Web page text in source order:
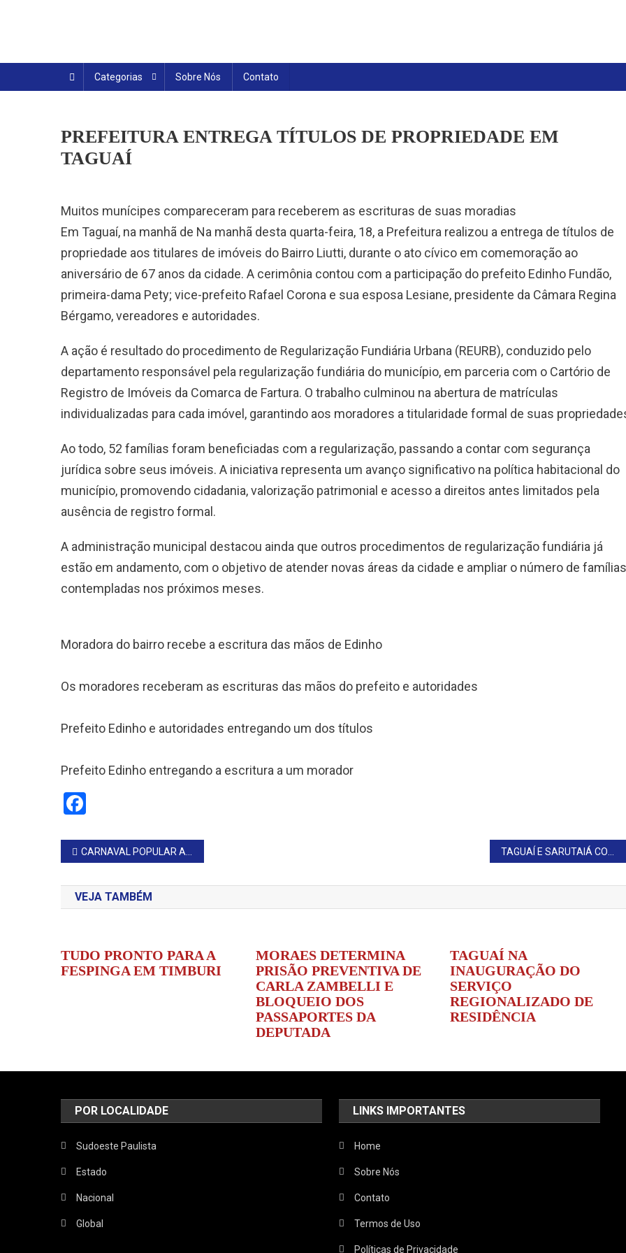
Categorias Sobre Nós Contato
PREFEITURA ENTREGA TÍTULOS DE PROPRIEDADE EM
TAGUAÍ
Muitos munícipes compareceram para receberem as escrituras de suas moradias
Em Taguaí, na manhã de Na manhã desta quarta-feira, 18, a Prefeitura realizou a entrega de títulos de
propriedade aos titulares de imóveis do Bairro Liutti, durante o ato cívico em comemoração ao
aniversário de 67 anos da cidade. A cerimônia contou com a participação do prefeito Edinho Fundão,
primeira-dama Pety; vice-prefeito Rafael Corona e sua esposa Lesiane, presidente da Câmara Regina
Bérgamo, vereadores e autoridades.
A ação é resultado do procedimento de Regularização Fundiária Urbana (REURB), conduzido pelo
departamento responsável pela regularização fundiária do município, em parceria com o Cartório de
Registro de Imóveis da Comarca de Fartura. O trabalho culminou na abertura de matrículas
individualizadas para cada imóvel, garantindo aos moradores a titularidade formal de suas
Ao todo, 52 famílias foram beneficiadas com a regularização, passando a contar com segurança
jurídica sobre seus imóveis. A iniciativa representa um avanço significativo na política habitacional do
município, promovendo cidadania, valorização patrimonial e acesso a direitos antes limitados pela
ausência de registro formal.
A administração municipal destacou ainda que outros procedimentos de regularização fundiária já
estão em andamento, com o objetivo de atender novas áreas da cidade e ampliar o número de famílias
contempladas nos próximos meses.
Moradora do bairro recebe a escritura das mãos de Edinho
Os moradores receberam as escrituras das mãos do prefeito e autoridades
Prefeito Edinho e autoridades entregando um dos títulos
Prefeito Edinho entregando a escritura a um morador
Navegação
de
Post
CARNAVAL POPULAR ALEGRÔ AGITOU AS NOITES EM TIMBURI
VEJA TAMBÉM
TUDO PRONTO PARA A
FESPINGA EM TIMBURI
MORAES DETERMINA
PRISÃO PREVENTIVA DE
CARLA ZAMBELLI E
BLOQUEIO DOS
PASSAPORTES DA
DEPUTADA
TAGUAÍ NA
INAUGURAÇÃO DO
SERVIÇO
REGIONALIZADO DE
RESIDÊNCIA
POR LOCALIDADE
Sudoeste Paulista
Estado
Nacional
Global
LINKS IMPORTANTES
Home
Sobre Nós
Contato
Termos de Uso
Políticas de Privacidade